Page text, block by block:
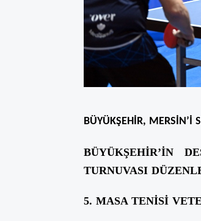
BÜYÜKŞEHİR, MERSİN’İ
BÜYÜKŞEHİR’İN
TURNUVASI
5. MASA TENİSİ